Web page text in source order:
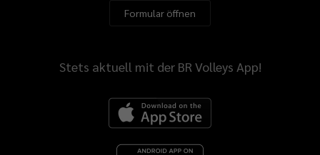
Formular öffnen
Stets aktuell mit der BR Volleys App!